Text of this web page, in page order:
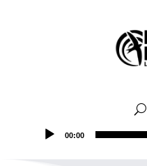
00:00